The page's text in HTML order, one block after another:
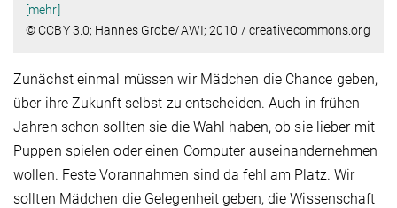
[mehr]
© CCBY 3.0; Hannes Grobe/AWI; 2010 / creativecommons.org
Zunächst einmal müssen wir Mädchen die Chance geben,
über ihre Zukunft selbst zu entscheiden. Auch in frühen
Jahren schon sollten sie die Wahl haben, ob sie lieber mit
Puppen spielen oder einen Computer auseinandernehmen
wollen. Feste Vorannahmen sind da fehl am Platz. Wir
sollten Mädchen die Gelegenheit geben, die Wissenschaft